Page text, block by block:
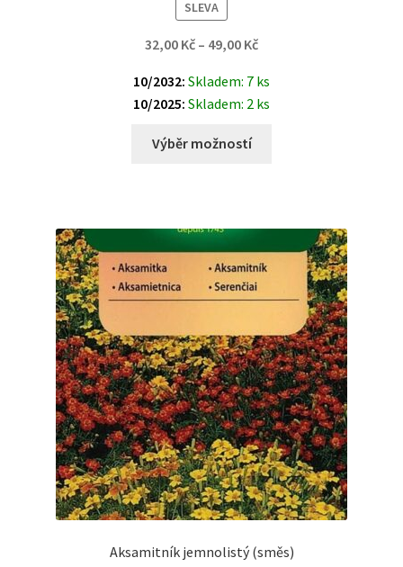
SLEVA
32,00 Kč – 49,00 Kč
10/2032: Skladem: 7 ks
10/2025: Skladem: 2 ks
Výběr možností
Aksamitník jemnolistý (směs)